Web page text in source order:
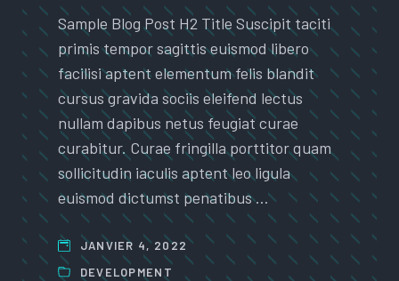
Sample Blog Post H2 Title Suscipit taciti
primis tempor sagittis euismod libero
facilisi aptent elementum felis blandit
cursus gravida sociis eleifend lectus
nullam dapibus netus feugiat curae
curabitur. Curae fringilla porttitor quam
sollicitudin iaculis aptent leo ligula
euismod dictumst penatibus …
JANVIER 4, 2022
DEVELOPMENT